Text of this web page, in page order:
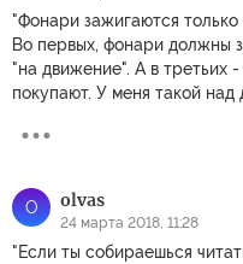
"Фонари зажигаются
Во первых, фонари должны
"на движение". А в третьих
покупают. У меня такой над
O olvas
24 марта 2018, 11:28
"Если ты собираешься